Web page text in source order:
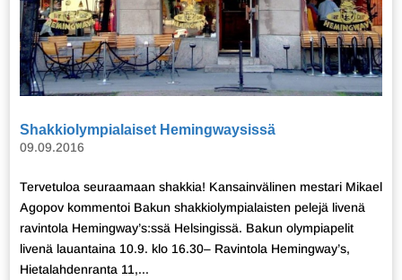
Shakkiolympialaiset Hemingwaysissä
09.09.2016
Tervetuloa seuraamaan shakkia! Kansainvälinen mestari Mikael
Agopov kommentoi Bakun shakkiolympialaisten pelejä livenä
ravintola Hemingway’s:ssä Helsingissä. Bakun olympiapelit
livenä lauantaina 10.9. klo 16.30– Ravintola Hemingway’s,
Hietalahdenranta 11,...